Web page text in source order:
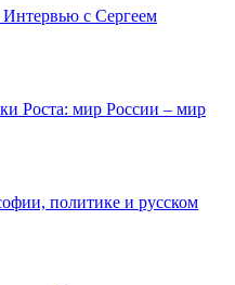
с Сергеем
Роста: мир России – мир
политике и русском